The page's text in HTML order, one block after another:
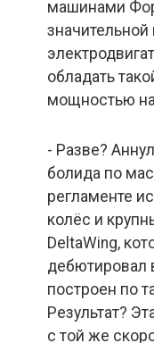
машинами
обладать
мощностью
- Разве?
болида по
регламенте
колёс и
DeltaWing,
дебютировал
построен по
Результат?
с той же